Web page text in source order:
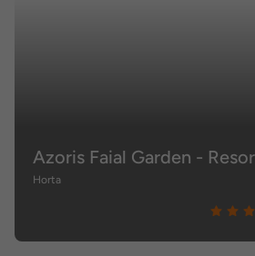
Azoris Faial Garden -
Horta